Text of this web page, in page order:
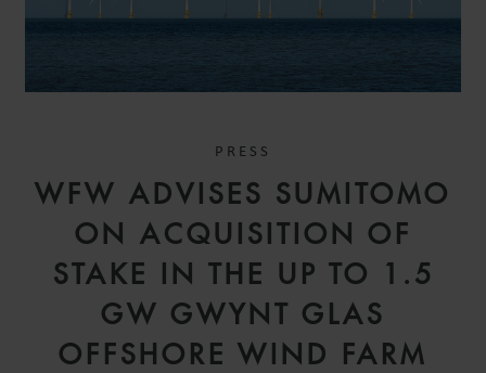
PRESS
WFW ADVISES SUMITOMO
ON ACQUISITION OF
STAKE IN THE UP TO 1.5
GW GWYNT GLAS
OFFSHORE WIND FARM